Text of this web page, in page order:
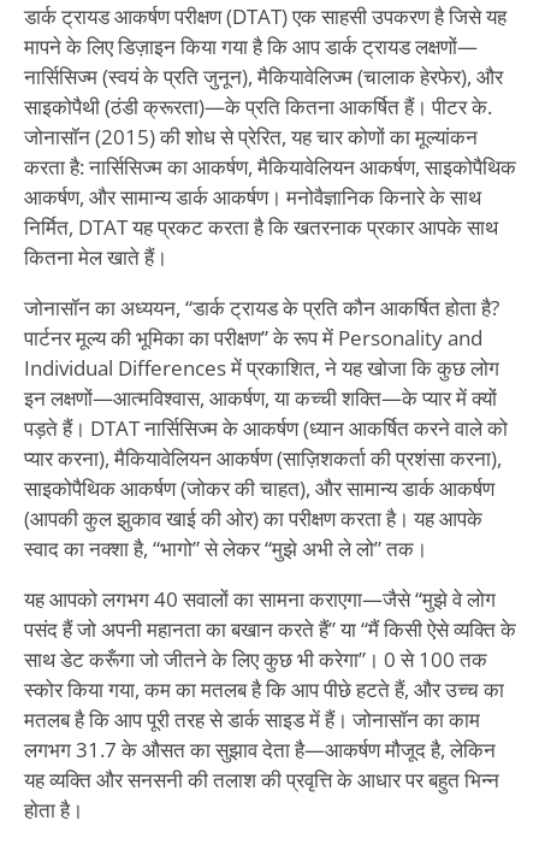
डार्क ट्रायड आकर्षण परीक्षण (DTAT) एक साहसी उपकरण है जिसे यह
मापने के लिए डिज़ाइन किया गया है कि आप डार्क ट्रायड लक्षणों—
नार्सिसिज्म (स्वयं के प्रति जुनून), मैकियावेलिज्म (चालाक हेरफेर), और
साइकोपैथी (ठंडी क्रूरता)—के प्रति कितना आकर्षित हैं। पीटर के.
जोनासॉन (2015) की शोध से प्रेरित, यह चार कोणों का मूल्यांकन
करता है: नार्सिसिज्म का आकर्षण, मैकियावेलियन आकर्षण, साइकोपैथिक
आकर्षण, और सामान्य डार्क आकर्षण। मनोवैज्ञानिक किनारे के साथ
निर्मित, DTAT यह प्रकट करता है कि खतरनाक प्रकार आपके साथ
कितना मेल खाते हैं।
जोनासॉन का अध्ययन, “डार्क ट्रायड के प्रति कौन आकर्षित होता है?
पार्टनर मूल्य की भूमिका का परीक्षण” के रूप में Personality and
Individual Differences में प्रकाशित, ने यह खोजा कि कुछ लोग
इन लक्षणों—आत्मविश्वास, आकर्षण, या कच्ची शक्ति—के प्यार में क्यों
पड़ते हैं। DTAT नार्सिसिज्म के आकर्षण (ध्यान आकर्षित करने वाले को
प्यार करना), मैकियावेलियन आकर्षण (साज़िशकर्ता की प्रशंसा करना),
साइकोपैथिक आकर्षण (जोकर की चाहत), और सामान्य डार्क आकर्षण
(आपकी कुल झुकाव खाई की ओर) का परीक्षण करता है। यह आपके
स्वाद का नक्शा है, “भागो” से लेकर “मुझे अभी ले लो” तक।
यह आपको लगभग 40 सवालों का सामना कराएगा—जैसे “मुझे वे लोग
पसंद हैं जो अपनी महानता का बखान करते हैं” या “मैं किसी ऐसे व्यक्ति के
साथ डेट करूँगा जो जीतने के लिए कुछ भी करेगा”। 0 से 100 तक
स्कोर किया गया, कम का मतलब है कि आप पीछे हटते हैं, और उच्च का
मतलब है कि आप पूरी तरह से डार्क साइड में हैं। जोनासॉन का काम
लगभग 31.7 के औसत का सुझाव देता है—आकर्षण मौजूद है, लेकिन
यह व्यक्ति और सनसनी की तलाश की प्रवृत्ति के आधार पर बहुत भिन्न
होता है।